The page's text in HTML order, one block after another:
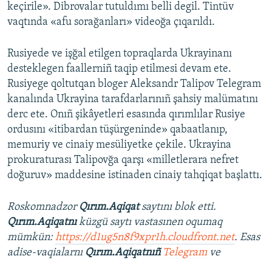
keçirile». Dibrovalar tutuldımı belli degil. Tintüv
vaqtında «afu sorağanları» videoğa çıqarıldı.
Rusiyede ve işğal etilgen topraqlarda Ukrayinanı
desteklegen faallerniñ taqip etilmesi devam ete.
Rusiyege qoltutqan bloger Aleksandr Talipov Telegram
kanalında Ukrayina tarafdarlarınıñ şahsiy malümatını
derc ete. Onıñ şikâyetleri esasında qırımlılar Rusiye
ordusını «itibardan tüşürgeninde» qabaatlanıp,
memuriy ve cinaiy mesüliyetke çekile. Ukrayina
prokuraturası Talipovğa qarşı «milletlerara nefret
doğuruv» maddesine istinaden cinaiy tahqiqat başlattı.
Roskomnadzor Qırım.Aqiqatsaytını blok etti.
Qırım.Aqiqatnıküzgü saytı vastasınen oqumaq
mümkün:https://d1ug5n8f9xpr1h.cloudfront.net. Esas
adise-vaqialarnı Qırım.AqiqatnıñTelegram ve